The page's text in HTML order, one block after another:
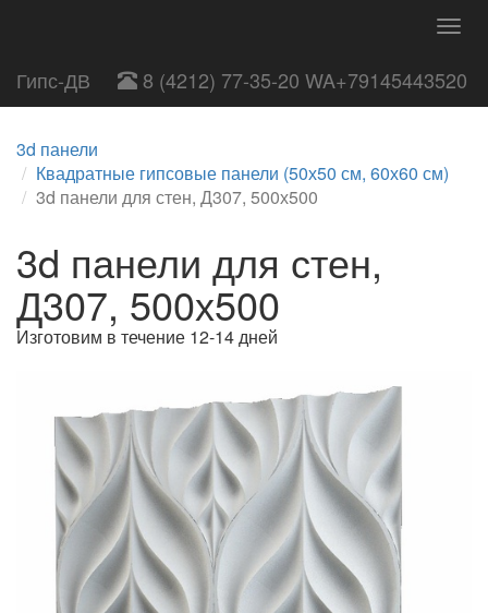
Гипс-ДВ 8 (4212) 77-35-20 WA+79145443520
3d панели
Квадратные гипсовые панели (50х50 см, 60х60 см)
3d панели для стен, Д307, 500х500
3d панели для стен,
Д307, 500х500
Изготовим в течение 12-14 дней